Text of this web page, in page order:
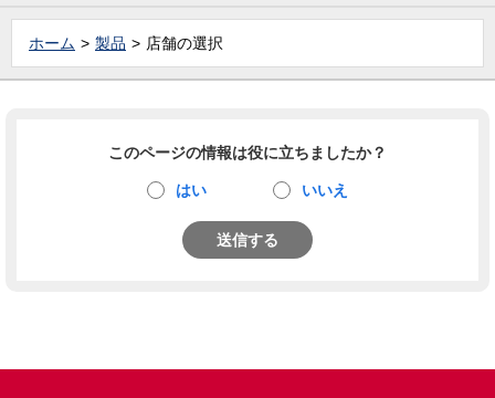
ホーム 製品 店舗の選択
このページの情報は役に立ちましたか？
はい いいえ
送信する